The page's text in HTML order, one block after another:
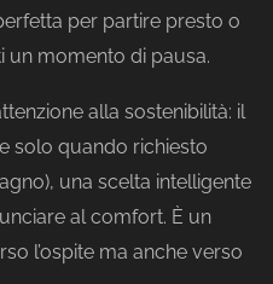
per partire presto o
un momento di pausa.
alla sostenibilità: il
solo quando richiesto
una scelta intelligente
al comfort. È un
l’ospite ma anche verso